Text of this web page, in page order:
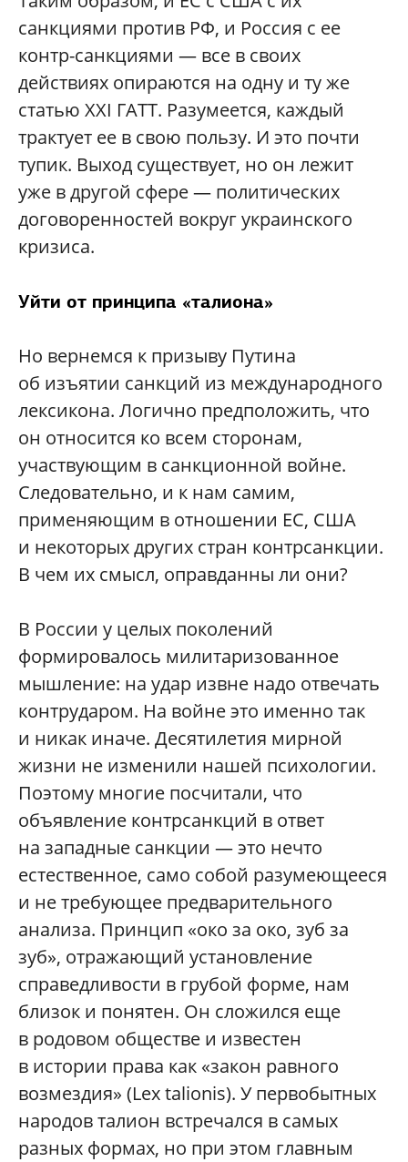
санкциями против РФ, и Россия с ее
контр-санкциями — все в своих
действиях опираются на одну и ту же
статью XXI ГАТТ. Разумеется, каждый
трактует ее в свою пользу. И это почти
тупик. Выход существует, но он лежит
уже в другой сфере — политических
договоренностей вокруг украинского
кризиса.
Уйти от принципа «талиона»
Но вернемся к призыву Путина
об изъятии санкций из международного
лексикона. Логично предположить, что
он относится ко всем сторонам,
участвующим в санкционной войне.
Следовательно, и к нам самим,
применяющим в отношении ЕС, США
и некоторых других стран контрсанкции.
В чем их смысл, оправданны ли они?
В России у целых поколений
формировалось милитаризованное
мышление: на удар извне надо отвечать
контрударом. На войне это именно так
и никак иначе. Десятилетия мирной
жизни не изменили нашей психологии.
Поэтому многие посчитали, что
объявление контрсанкций в ответ
на западные санкции — это нечто
естественное, само собой разумеющееся
и не требующее предварительного
анализа. Принцип «око за око, зуб за
зуб», отражающий установление
справедливости в грубой форме, нам
близок и понятен. Он сложился еще
в родовом обществе и известен
в истории права как «закон равного
возмездия» (Lex talionis). У первобытных
народов талион встречался в самых
разных формах, но при этом главным